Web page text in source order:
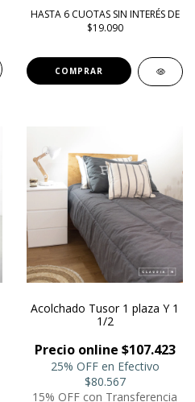
HASTA 6 CUOTAS SIN INTERÉS DE
$19.090
COMPRAR
Acolchado Tusor 1 plaza Y 1
1/2
Precio online $107.423
25% OFF en Efectivo
$80.567
15% OFF con Transferencia